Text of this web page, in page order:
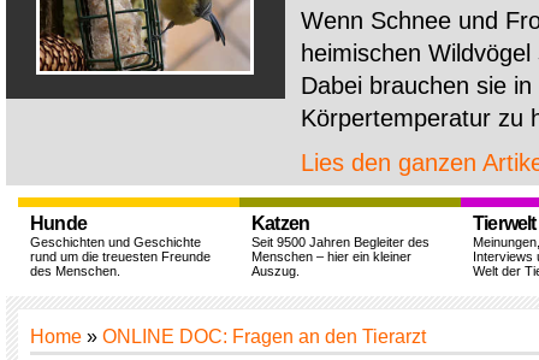
Wenn Schnee und
heimischen
Dabei brauchen sie
Körpertemperatur zu
Lies den ganzen
Hunde
Geschichten und Geschichte
rund um die treuesten Freunde
des Menschen.
Katzen
Seit 9500 Jahren Begleiter des
Menschen – hier ein kleiner
Auszug.
Tierwelt
Interviews
Welt der
Home » ONLINE DOC: Fragen an den Tierarzt